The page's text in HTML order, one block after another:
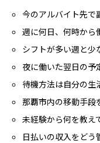
今のアルバイト先で
週に何日、何時から
シフトが多い週と少
夜に働いた翌日の予
待機方法は自分の生
那覇市内の移動手段
未経験から何を教え
日払いの収入をどう